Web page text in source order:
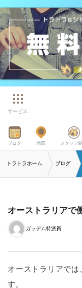
サービス
ブログ 地図 スタッフ
トラトラホーム ブログ
オーストラリアで
ガッデム特派員
オーストラリアで
す。